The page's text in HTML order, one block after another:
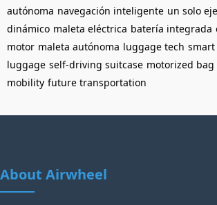
autónoma navegación inteligente un solo eje
dinámico maleta eléctrica batería integrada
motor maleta autónoma luggage tech
luggage self-driving suitcase motorized bag
mobility future transportation
About Airwheel